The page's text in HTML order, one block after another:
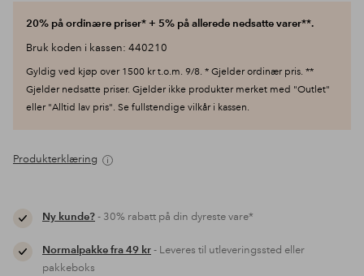
20% på ordinære priser* + 5% på allerede nedsatte varer**.
Bruk koden i kassen: 440210
Gyldig ved kjøp over 1500 kr t.o.m. 9/8. * Gjelder ordinær pris. **
Gjelder nedsatte priser. Gjelder ikke produkter merket med "Outlet"
eller "Alltid lav pris". Se fullstendige vilkår i kassen.
Produkterklæring
Ny kunde?- 30% rabatt på din dyreste vare*
Normalpakke fra 49 kr- Leveres til utleveringssted eller
pakkeboks